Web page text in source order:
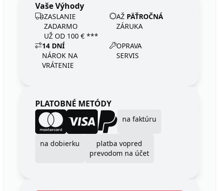
Vaše Výhody
ZASLANIE
ZADARMO
UŽ OD 100 € ***
AŽ PÄŤROČNÁ
ZÁRUKA
14 DNÍ
NÁROK NA
VRÁTENIE
OPRAVA
SERVIS
PLATOBNÉ METÓDY
na faktúru
na dobierku
platba vopred
prevodom na účet